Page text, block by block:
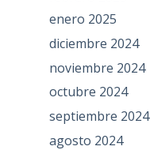
enero 2025
diciembre 2024
noviembre 2024
octubre 2024
septiembre 2024
agosto 2024